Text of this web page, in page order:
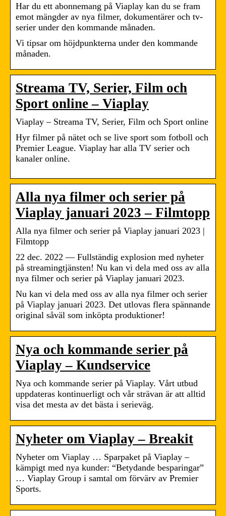
Har du ett abonnemang på Viaplay kan du se fram
emot mängder av nya filmer, dokumentärer och tv-
serier under den kommande månaden.
Vi tipsar om höjdpunkterna under den kommande
månaden.
Streama TV, Serier, Film och
Sport online – Viaplay
Viaplay – Streama TV, Serier, Film och Sport online
Hyr filmer på nätet och se live sport som fotboll och
Premier League. Viaplay har alla TV serier och
kanaler online.
Alla nya filmer och serier på
Viaplay januari 2023 – Filmtopp
Alla nya filmer och serier på Viaplay januari 2023 |
Filmtopp
22 dec. 2022 — Fullständig explosion med nyheter
på streamingtjänsten! Nu kan vi dela med oss av alla
nya filmer och serier på Viaplay januari 2023.
Nu kan vi dela med oss av alla nya filmer och serier
på Viaplay januari 2023. Det utlovas flera spännande
original såväl som inköpta produktioner!
Nya och kommande serier på
Viaplay – Kundservice
Nya och kommande serier på Viaplay. Vårt utbud
uppdateras kontinuerligt och vår strävan är att alltid
visa det mesta av det bästa i serieväg.
Nyheter om Viaplay – Breakit
Nyheter om Viaplay … Sparpaket på Viaplay –
kämpigt med nya kunder: “Betydande besparingar”
… Viaplay Group i samtal om förvärv av Premier
Sports.